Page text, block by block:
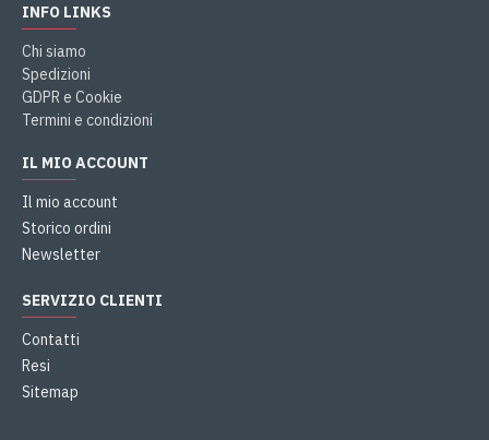
INFO LINKS
Chi siamo
Spedizioni
GDPR e Cookie
Termini e condizioni
IL MIO ACCOUNT
Il mio account
Storico ordini
Newsletter
SERVIZIO CLIENTI
Contatti
Resi
Sitemap